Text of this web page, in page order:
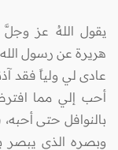
يقول اللهُ عز
هريرة عن رسول
عادى لي ولياً فقد
أحب إلي مما
بالنوافل حتى
وبصره الذي يبصر